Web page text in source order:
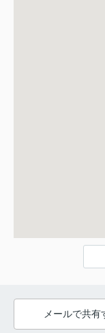
メールで共有